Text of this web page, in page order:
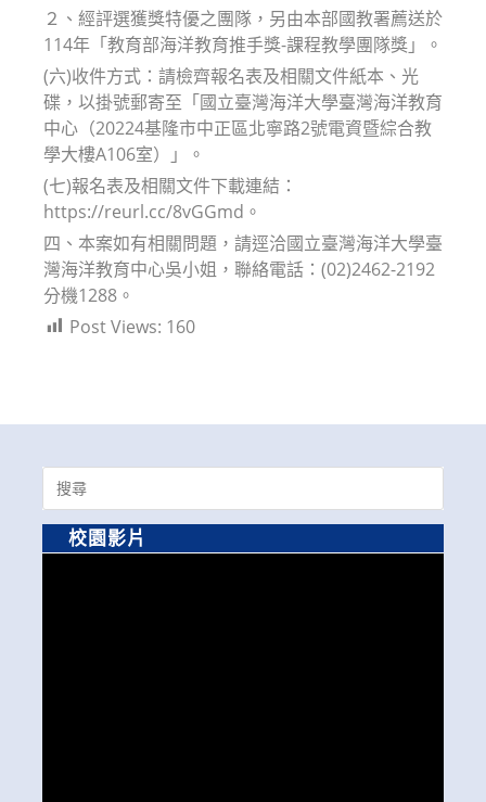
２、經評選獲獎特優之團隊，另由本部國教署薦送於
114年「教育部海洋教育推手獎-課程教學團隊獎」。
(六)收件方式：請檢齊報名表及相關文件紙本、光
碟，以掛號郵寄至「國立臺灣海洋大學臺灣海洋教育
中心（20224基隆市中正區北寧路2號電資暨綜合教
學大樓A106室）」。
(七)報名表及相關文件下載連結：
https://reurl.cc/8vGGmd。
四、本案如有相關問題，請逕洽國立臺灣海洋大學臺
灣海洋教育中心吳小姐，聯絡電話：(02)2462-2192
分機1288。
Post Views: 160
Search
for:
校園影片